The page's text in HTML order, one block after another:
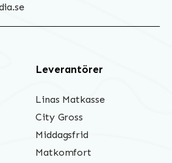
Leverantörer
Linas Matkasse
City Gross
Middagsfrid
Matkomfort